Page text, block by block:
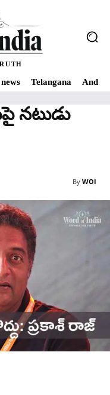
news Telangana
ఫైర్ నటుడు
By WOI